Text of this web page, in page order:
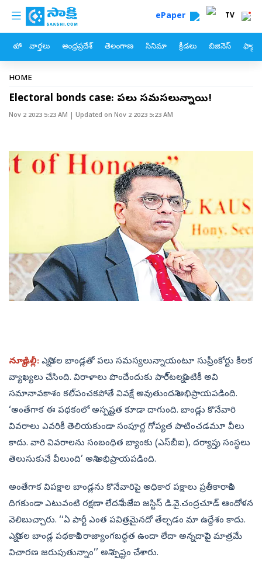
Skip to main content
custom menu ePaper TV
హోం వార్తలు ఆంధ్రప్రదేశ్ తెలంగాణ సినిమా క్రీడలు బిజినెస్
Breadcrumb
HOME
Electoral bonds case: పలు సమస్యలున్నాయి!
Nov 2 2023 5:23 AM | Updated on Nov 2 2023 5:23 AM
న్యూఢిల్లీ: ఎన్నికల బాండ్లతో పలు సమస్యలున్నాయంటూ సుప్రీంకోర్టు కీలక
వ్యాఖ్యలు చేసింది. విరాళాలు పొందేందుకు పారీ్టలన్నింటికీ అవి
సమానావకాశం కలి్పంచకపోతే వివక్షే అవుతుందని అభిప్రాయపడింది.
‘అంతేగాక ఈ పథకంలో అస్పష్టత కూడా దాగుంది. బాండ్లు కొనేవారి
వివరాలు ఎవరికీ తెలియకుండా సంపూర్ణ గోప్యత పాటించడమూ వీలు
కాదు. వారి వివరాలను సంబంధిత బ్యాంకు (ఎస్‌బీఐ), దర్యాప్తు సంస్థలు
తెలుసుకునే వీలుంది’ అని అభిప్రాయపడింది.
అంతేగాక విపక్షాల బాండ్లను కొనేవారిపై అధికార పక్షాలు ప్రతీకారానికి
దిగకుండా ఎటువంటి రక్షణా లేదని సీజేఐ జస్టిస్‌ డి.వై.చంద్రచూడ్‌ ఆందోళన
వెలిబుచ్చారు. ‘‘ఏ పార్టీ ఎంత పవిత్రమైనదో తేల్చడం మా ఉద్దేశం కాదు.
ఎన్నికల బాండ్ల పథకానికి రాజ్యాంగబద్ధత ఉందా లేదా అన్నదానిపై మాత్రమే
విచారణ జరుపుతున్నాం’’ అని స్పష్టం చేశారు.